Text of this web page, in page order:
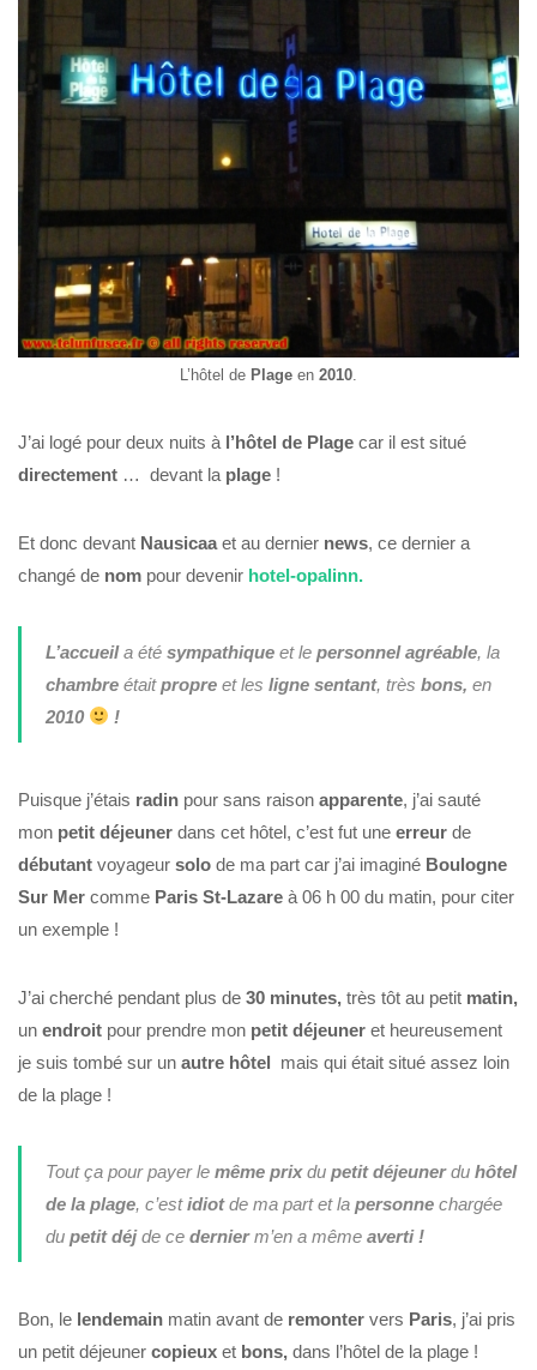
L’hôtel de Plage en 2010.
J’ai logé pour deux nuits à l’hôtel de Plage car il est situé
directement … devant la plage !
Et donc devant Nausicaa et au dernier news, ce dernier a
changé de nom pour devenir hotel-opalinn.
L’accueila été sympathiqueet le personnelagréable, la
chambreétaitpropreet les ligne sentant, très bons, en
2010
!
Puisque j’étais radin pour sans raison apparente, j’ai sauté
mon petit déjeuner dans cet hôtel, c’est fut une erreur de
débutant voyageur solo de ma part car j’ai imaginé Boulogne
Sur Mer comme Paris St-Lazare à 06 h 00 du matin, pour citer
un exemple !
J’ai cherché pendant plus de 30 minutes, très tôt au petit matin,
un endroit pour prendre mon petit déjeuner et heureusement
je suis tombé sur un autre hôtel mais qui était situé assez loin
de la plage !
Tout ça pour payer le même prixdu petit déjeunerdu hôtel
de la plage, c’estidiotde ma part et la personnechargée
du petit déjde ce dernierm’en a mêmeaverti !
Bon, le lendemain matin avant de remonter vers Paris, j’ai pris
un petit déjeuner copieux et bons, dans l’hôtel de la plage !